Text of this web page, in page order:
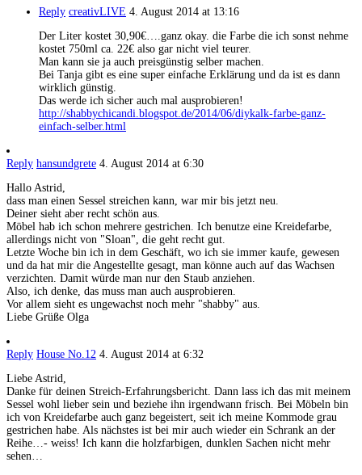
Reply creativLIVE 4. August 2014 at 13:16
Der Liter kostet 30,90€….ganz okay. die Farbe die ich sonst nehme
kostet 750ml ca. 22€ also gar nicht viel teurer.
Man kann sie ja auch preisgünstig selber machen.
Bei Tanja gibt es eine super einfache Erklärung und da ist es dann
wirklich günstig.
Das werde ich sicher auch mal ausprobieren!
http://shabbychicandi.blogspot.de/2014/06/diykalk-farbe-ganz-
einfach-selber.html
Reply hansundgrete 4. August 2014 at 6:30
Hallo Astrid,
dass man einen Sessel streichen kann, war mir bis jetzt neu.
Deiner sieht aber recht schön aus.
Möbel hab ich schon mehrere gestrichen. Ich benutze eine Kreidefarbe,
allerdings nicht von "Sloan", die geht recht gut.
Letzte Woche bin ich in dem Geschäft, wo ich sie immer kaufe, gewesen
und da hat mir die Angestellte gesagt, man könne auch auf das Wachsen
verzichten. Damit würde man nur den Staub anziehen.
Also, ich denke, das muss man auch ausprobieren.
Vor allem sieht es ungewachst noch mehr "shabby" aus.
Liebe Grüße Olga
Reply House No.12 4. August 2014 at 6:32
Liebe Astrid,
Danke für deinen Streich-Erfahrungsbericht. Dann lass ich das mit meinem
Sessel wohl lieber sein und beziehe ihn irgendwann frisch. Bei Möbeln bin
ich von Kreidefarbe auch ganz begeistert, seit ich meine Kommode grau
gestrichen habe. Als nächstes ist bei mir auch wieder ein Schrank an der
Reihe…- weiss! Ich kann die holzfarbigen, dunklen Sachen nicht mehr
sehen…